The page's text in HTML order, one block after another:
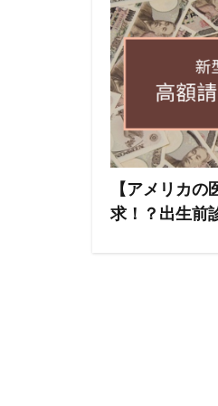
【アメリカ
求！？出生前